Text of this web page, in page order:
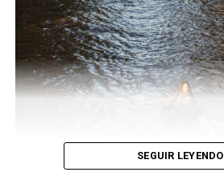
SEGUIR LEYENDO